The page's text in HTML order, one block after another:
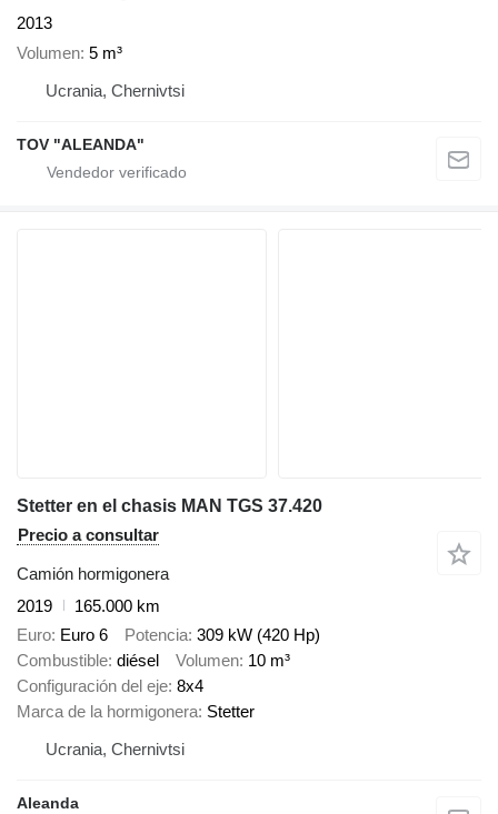
2013
Volumen 5 m³
Ucrania, Chernivtsi
TOV "ALEANDA"
Stetter en el chasis MAN TGS 37.420
Precio a consultar
Camión hormigonera
2019
165.000 km
Euro Euro 6 Potencia 309 kW (420 Hp)
Combustible diésel Volumen 10 m³
Configuración del eje 8x4
Marca de la hormigonera Stetter
Ucrania, Chernivtsi
Aleanda